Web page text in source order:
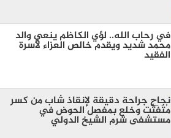
في رحاب الله.. لؤي الكاظم ينعي والد
محمد شديد ويقدم خالص العزاء لأسرة
الفقيد
نجاح جراحة دقيقة لإنقاذ شاب من كسر
مُتَفَتِّت وخلع بمفصل الحوض في
مستشفى شرم الشيخ الدولي